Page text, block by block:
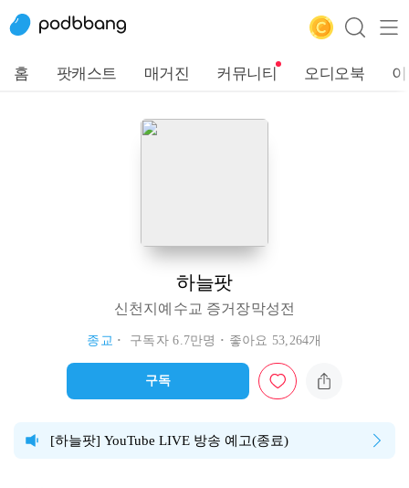
홈 팟캐스트 매거진 커뮤니티 오디오북
하늘팟
신천지예수교 증거장막성전
종교 구독자 6.7만명 좋아요 53,264개
구독
[하늘팟] YouTube LIVE 방송 예고(종료)